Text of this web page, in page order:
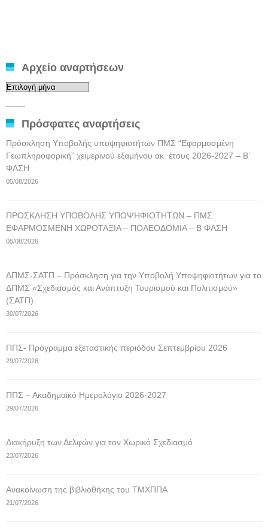
Αρχείο αναρτήσεων
Αρχείο
Πρόσφατες αναρτήσεις
Πρόσκληση Υποβολής υποψηφιοτήτων ΠΜΣ “Εφαρμοσμένη
Γεωπληροφορική” χειμερινού εξαμήνου ακ. έτους 2026-2027 – Β’
ΦΑΣΗ
05/08/2026
ΠΡΟΣΚΛΗΣΗ ΥΠΟΒΟΛΗΣ ΥΠΟΨΗΦΙΟΤΗΤΩΝ – ΠΜΣ
ΕΦΑΡΜΟΣΜΕΝΗ ΧΩΡΟΤΑΞΙΑ – ΠΟΛΕΟΔΟΜΙΑ – Β ΦΑΣΗ
05/08/2026
ΔΠΜΣ-ΣΑΤΠ – Πρόσκληση για την Υποβολή Υποψηφιοτήτων για το
ΔΠΜΣ «Σχεδιασμός και Ανάπτυξη Τουρισμού και Πολιτισμού»
(ΣΑΤΠ)
30/07/2026
ΠΠΣ- Πρόγραμμα εξεταστικής περιόδου Σεπτεμβρίου 2026
29/07/2026
ΠΠΣ – Ακαδημαϊκό Ημερολόγιο 2026-2027
29/07/2026
Διακήρυξη των Δελφών για τον Χωρικό Σχεδιασμό
23/07/2026
Ανακοίνωση της βιβλιοθήκης του ΤΜΧΠΠΑ
21/07/2026